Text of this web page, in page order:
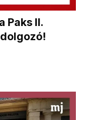
Paks II.